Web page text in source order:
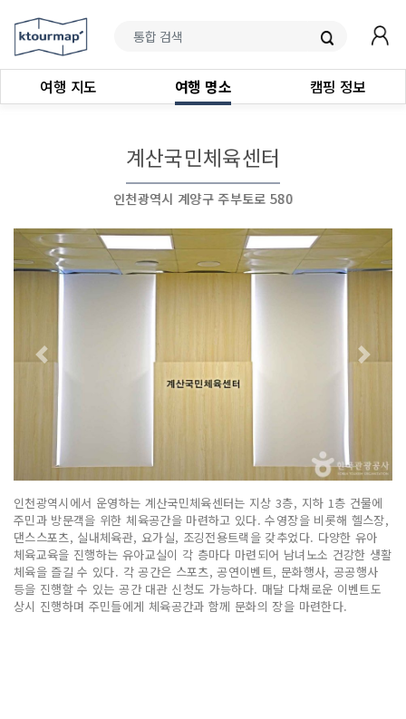
여행 지도 여행 명소 캠핑 정보
계산국민체육센터
인천광역시 계양구 주부토로 580
인천광역시에서 운영하는 계산국민체육센터는 지상 3층, 지하 1층 건물에
주민과 방문객을 위한 체육공간을 마련하고 있다. 수영장을 비롯해 헬스장,
댄스스포츠, 실내체육관, 요가실, 조깅전용트랙을 갖추었다. 다양한 유아
체육교육을 진행하는 유아교실이 각 층마다 마련되어 남녀노소 건강한 생활
체육을 즐길 수 있다. 각 공간은 스포츠, 공연이벤트, 문화행사, 공공행사
등을 진행할 수 있는 공간 대관 신청도 가능하다. 매달 다채로운 이벤트도
상시 진행하며 주민들에게 체육공간과 함께 문화의 장을 마련한다.